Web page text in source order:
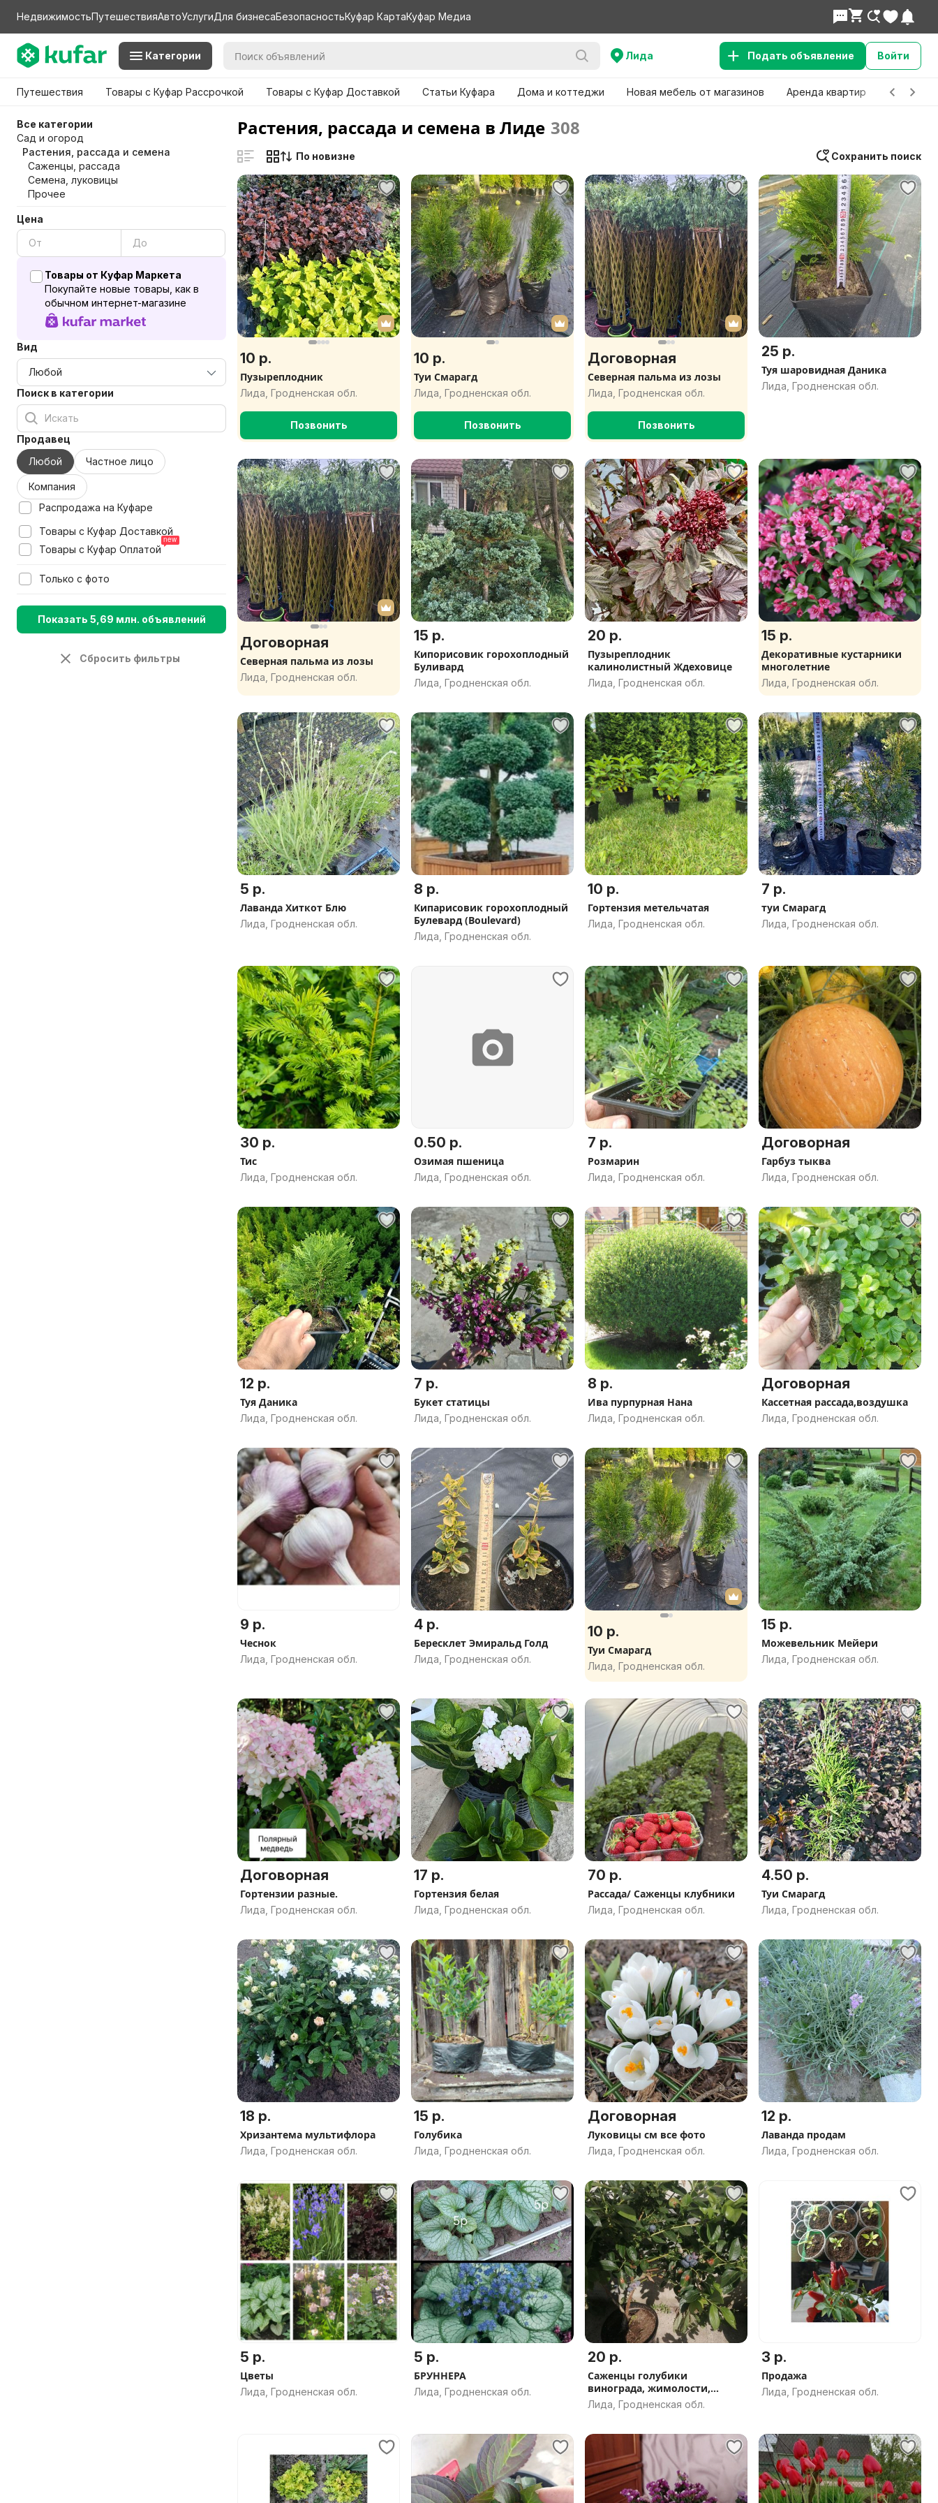
НедвижимостьПутешествияАвтоУслугиДля бизнесаБезопасностьКуфар КартаКуфар Медиа
Категории Лида Подать объявление Войти
Путешествия Товары с Куфар Рассрочкой Товары с Куфар Доставкой Статьи Куфара Дома и коттеджи Новая мебель от магазинов Аренда квартир Детские
Все категории
Сад и огород
Растения, рассада и семена
Саженцы, рассада
Семена, луковицы
Прочее
Цена
Товары от Куфар Маркета
Покупайте новые товары, как в
обычном интернет-магазине
Вид
Поиск в категории
Продавец
Любой
Частное лицо
Компания
Распродажа на Куфаре
Товары с Куфар Доставкой
Товары с Куфар Оплатой
Только с фото
Показать 5,69 млн. объявлений
Сбросить фильтры
Растения, рассада и семена в Лиде 308
Сохранить поиск
По новизне
10 р.
Пузыреплодник
Лида, Гродненская обл.
Позвонить
10 р.
Туи Смарагд
Лида, Гродненская обл.
Позвонить
Договорная
Северная пальма из лозы
Лида, Гродненская обл.
Позвонить
25 р.
Туя шаровидная Даника
Лида, Гродненская обл.
Договорная
Северная пальма из лозы
Лида, Гродненская обл.
15 р.
Кипорисовик горохоплодный
Буливард
Лида, Гродненская обл.
20 р.
Пузыреплодник
калинолистный Ждеховице
Лида, Гродненская обл.
15 р.
Декоративные кустарники
многолетние
Лида, Гродненская обл.
5 р.
Лаванда Хиткот Блю
Лида, Гродненская обл.
8 р.
Кипарисовик горохоплодный
Булевард (Boulevard)
Лида, Гродненская обл.
10 р.
Гортензия метельчатая
Лида, Гродненская обл.
7 р.
туи Смарагд
Лида, Гродненская обл.
30 р.
Тис
Лида, Гродненская обл.
0.50 р.
Озимая пшеница
Лида, Гродненская обл.
7 р.
Розмарин
Лида, Гродненская обл.
Договорная
Гарбуз тыква
Лида, Гродненская обл.
12 р.
Туя Даника
Лида, Гродненская обл.
7 р.
Букет статицы
Лида, Гродненская обл.
8 р.
Ива пурпурная Нана
Лида, Гродненская обл.
Договорная
Кассетная рассада,воздушка
Лида, Гродненская обл.
9 р.
Чеснок
Лида, Гродненская обл.
4 р.
Бересклет Эмиральд Голд
Лида, Гродненская обл.
10 р.
Туи Смарагд
Лида, Гродненская обл.
15 р.
Можевельник Мейери
Лида, Гродненская обл.
Договорная
Гортензии разные.
Лида, Гродненская обл.
17 р.
Гортензия белая
Лида, Гродненская обл.
70 р.
Рассада/ Саженцы клубники
Лида, Гродненская обл.
4.50 р.
Туи Смарагд
Лида, Гродненская обл.
18 р.
Хризантема мультифлора
Лида, Гродненская обл.
15 р.
Голубика
Лида, Гродненская обл.
Договорная
Луковицы см все фото
Лида, Гродненская обл.
12 р.
Лаванда продам
Лида, Гродненская обл.
5 р.
Цветы
Лида, Гродненская обл.
5 р.
БРУННЕРА
Лида, Гродненская обл.
20 р.
Саженцы голубики
винограда, жимолости,
ежеаики. То
Лида, Гродненская обл.
3 р.
Продажа
Лида, Гродненская обл.